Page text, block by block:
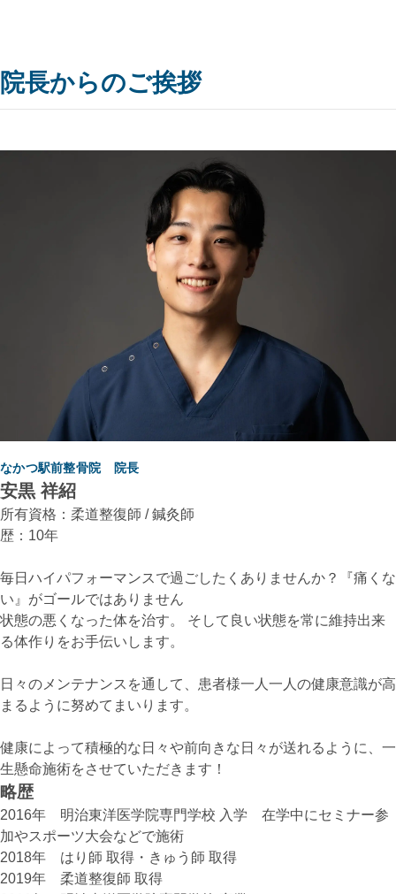
院長からのご挨拶
なかつ駅前整骨院 院長
安黒 祥紹
所有資格：柔道整復師 / 鍼灸師
歴：10年
毎日ハイパフォーマンスで過ごしたくありませんか？『痛くな
い』がゴールではありません
状態の悪くなった体を治す。 そして良い状態を常に維持出来
る体作りをお手伝いします。
日々のメンテナンスを通して、患者様一人一人の健康意識が高
まるように努めてまいります。
健康によって積極的な日々や前向きな日々が送れるように、一
生懸命施術をさせていただきます！
略歴
2016年 明治東洋医学院専門学校 入学 在学中にセミナー参
加やスポーツ大会などで施術
2018年 はり師 取得・きゅう師 取得
2019年 柔道整復師 取得